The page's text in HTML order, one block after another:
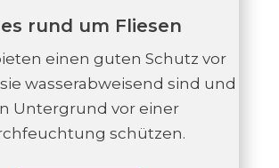
rund um Fliesen
einen guten Schutz vor
wasserabweisend sind und
Untergrund vor einer
schützen.